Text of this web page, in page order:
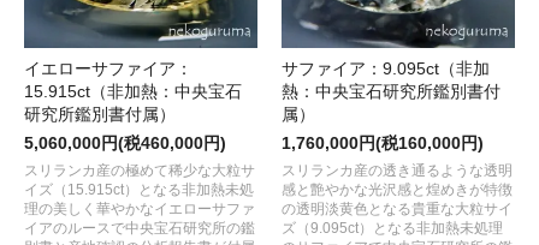
イエローサファイア：
15.915ct（非加熱：中央宝石
研究所鑑別書付属）
5,060,000円(税460,000円)
スリランカ産の極めて稀少な大粒サ
イズ（15.915ct）となる非加熱未処
理の美しく華やかなイエローサファ
イアのルースで中央宝石研究所の鑑
サファイア：9.095ct（非加
熱：中央宝石研究所鑑別書付
属）
1,760,000円(税160,000円)
スリランカ産の透き通るような透明
感と艶やかな光沢感と煌めきが特徴
の透明淡黄色となる貴重な大粒サイ
ズ（9.095ct）となる非加熱未処理